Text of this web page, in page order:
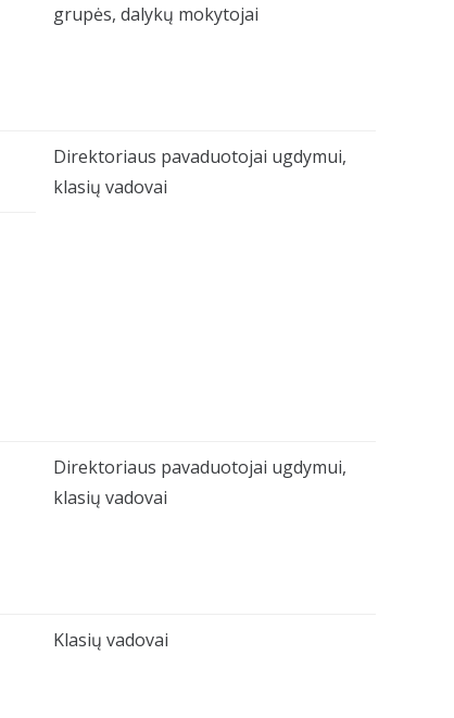
grupės, dalykų mokytojai
Direktoriaus pavaduotojai ugdymui,
klasių vadovai
Direktoriaus pavaduotojai ugdymui,
klasių vadovai
Klasių vadovai